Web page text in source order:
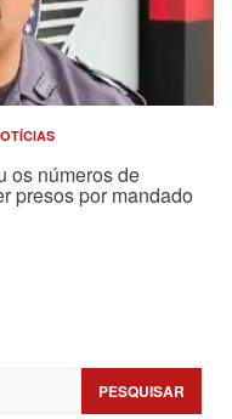
os números de
presos por mandado